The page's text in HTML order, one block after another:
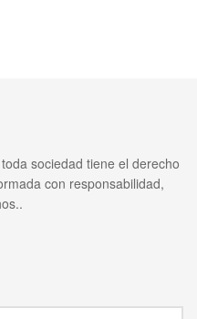
sociedad tiene el derecho
con responsabilidad,